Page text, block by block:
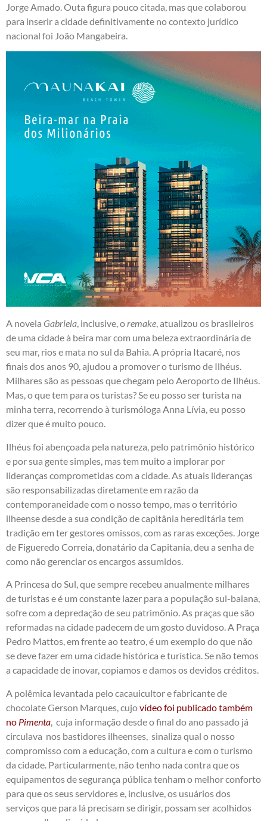
Jorge Amado. Outa figura pouco citada, mas que colaborou
para inserir a cidade definitivamente no contexto jurídico
nacional foi João Mangabeira.
A novela Gabriela, inclusive, oremake, atualizou os brasileiros
de uma cidade à beira mar com uma beleza extraordinária de
seu mar, rios e mata no sul da Bahia. A própria Itacaré, nos
finais dos anos 90, ajudou a promover o turismo de Ilhéus.
Milhares são as pessoas que chegam pelo Aeroporto de Ilhéus.
Mas, o que tem para os turistas? Se eu posso ser turista na
minha terra, recorrendo à turismóloga Anna Lívia, eu posso
dizer que é muito pouco.
Ilhéus foi abençoada pela natureza, pelo patrimônio histórico
e por sua gente simples, mas tem muito a implorar por
lideranças comprometidas com a cidade. As atuais lideranças
são responsabilizadas diretamente em razão da
contemporaneidade com o nosso tempo, mas o território
ilheense desde a sua condição de capitânia hereditária tem
tradição em ter gestores omissos, com as raras exceções. Jorge
de Figueredo Correia, donatário da Capitania, deu a senha de
como não gerenciar os encargos assumidos.
A Princesa do Sul, que sempre recebeu anualmente milhares
de turistas e é um constante lazer para a população sul-baiana,
sofre com a depredação de seu patrimônio. As praças que são
reformadas na cidade padecem de um gosto duvidoso. A Praça
Pedro Mattos, em frente ao teatro, é um exemplo do que não
se deve fazer em uma cidade histórica e turística. Se não temos
a capacidade de inovar, copiamos e damos os devidos créditos.
A polêmica levantada pelo cacauicultor e fabricante de
chocolate Gerson Marques, cujovídeo foi publicado também
no Pimenta , cuja informação desde o final do ano passado já
circulava nos bastidores ilheenses, sinaliza qual o nosso
compromisso com a educação, com a cultura e com o turismo
da cidade. Particularmente, não tenho nada contra que os
equipamentos de segurança pública tenham o melhor conforto
para que os seus servidores e, inclusive, os usuários dos
serviços que para lá precisam se dirigir, possam ser acolhidos